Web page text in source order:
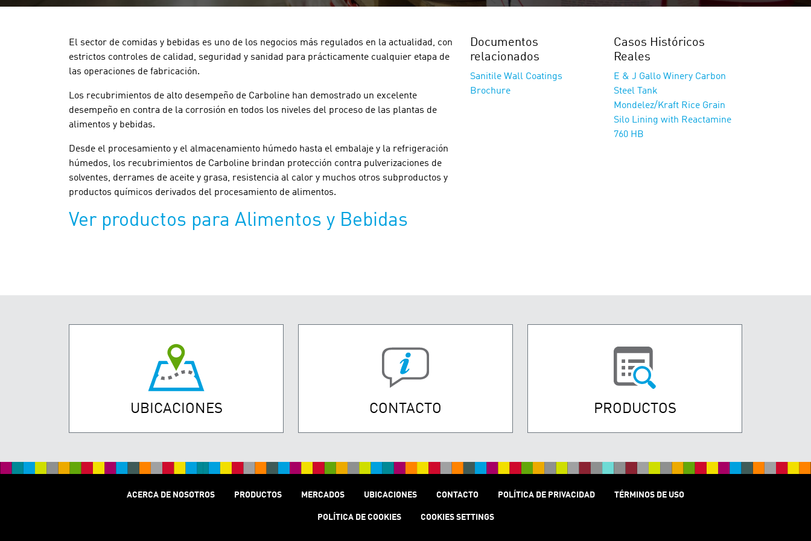
El sector de comidas y bebidas es uno de los negocios más regulados en la actualidad, con
estrictos controles de calidad, seguridad y sanidad para prácticamente cualquier etapa de
las operaciones de fabricación.
Los recubrimientos de alto desempeño de Carboline han demostrado un excelente
desempeño en contra de la corrosión en todos los niveles del proceso de las plantas de
alimentos y bebidas.
Desde el procesamiento y el almacenamiento húmedo hasta el embalaje y la refrigeración
húmedos, los recubrimientos de Carboline brindan protección contra pulverizaciones de
solventes, derrames de aceite y grasa, resistencia al calor y muchos otros subproductos y
productos químicos derivados del procesamiento de alimentos.
Ver productos para Alimentos y Bebidas
Documentos
relacionados
Sanitile Wall Coatings
Brochure
Casos Históricos
Reales
E & J Gallo Winery Carbon
Steel Tank
Mondelez/Kraft Rice Grain
Silo Lining with Reactamine
760 HB
UBICACIONES CONTACTO PRODUCTOS
ACERCA DE NOSOTROS PRODUCTOS MERCADOS UBICACIONES CONTACTO POLÍTICA DE PRIVACIDAD TÉRMINOS DE USO
POLÍTICA DE COOKIES COOKIES SETTINGS